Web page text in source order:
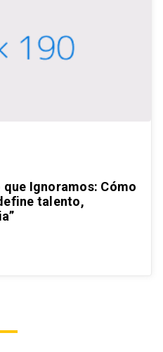
Ignoramos: Cómo
talento,